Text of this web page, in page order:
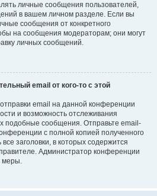
личные сообщения пользователей,
в вашем личном разделе. Если вы
сообщения от конкретного
на сообщения модераторам; они могут
личных сообщений.
email от кого-то с этой
email на данной конференции
и возможность отслеживания
подобные сообщения. Отправьте email-
с полной копией полученного
заголовки, в которых содержится
Администратор конференции
меры.